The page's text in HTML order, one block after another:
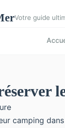
Votre guide